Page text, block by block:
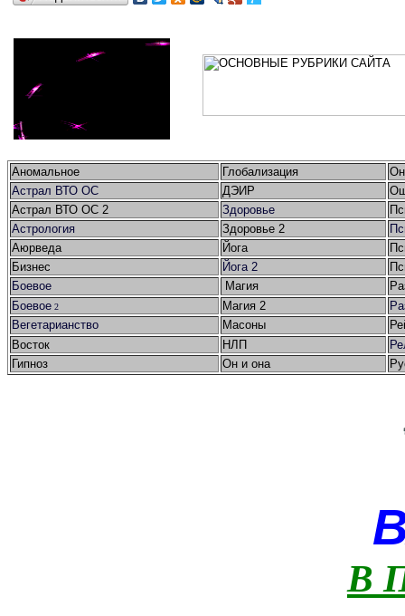
Аномальное Глобализация
Астрал ВТО ОС
ДЭИР
Астрал ВТО ОС 2
Здоровье
Астрология
Здоровье 2
Аюрведа
Йога
Бизнес
Йога 2
Боевое
Магия
Боевое 2 Магия 2
Вегетарианство
Масоны
Восток
НЛП
Гипноз
Он и она
В